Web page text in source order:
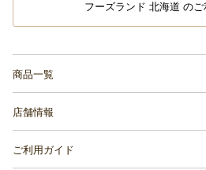
フーズランド 北海道 のご
商品一覧
店舗情報
ご利用ガイド